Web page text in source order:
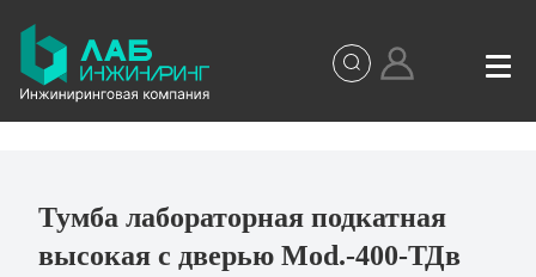
Тумба лабораторная подкатная
высокая с дверью Mod.-400-ТДв